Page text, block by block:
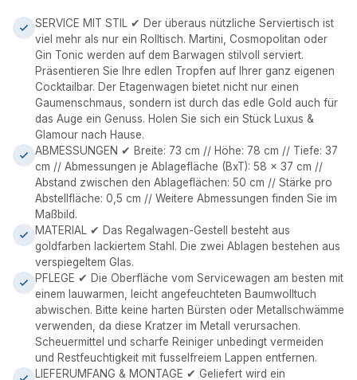
SERVICE MIT STIL ✔ Der überaus nützliche Serviertisch ist
viel mehr als nur ein Rolltisch. Martini, Cosmopolitan oder
Gin Tonic werden auf dem Barwagen stilvoll serviert.
Präsentieren Sie Ihre edlen Tropfen auf Ihrer ganz eigenen
Cocktailbar. Der Etagenwagen bietet nicht nur einen
Gaumenschmaus, sondern ist durch das edle Gold auch für
das Auge ein Genuss. Holen Sie sich ein Stück Luxus &
Glamour nach Hause.
ABMESSUNGEN ✔ Breite: 73 cm // Höhe: 78 cm // Tiefe: 37
cm // Abmessungen je Ablagefläche (BxT): 58 x 37 cm //
Abstand zwischen den Ablageflächen: 50 cm // Stärke pro
Abstellfläche: 0,5 cm // Weitere Abmessungen finden Sie im
Maßbild.
MATERIAL ✔ Das Regalwagen-Gestell besteht aus
goldfarben lackiertem Stahl. Die zwei Ablagen bestehen aus
verspiegeltem Glas.
PFLEGE ✔ Die Oberfläche vom Servicewagen am besten mit
einem lauwarmen, leicht angefeuchteten Baumwolltuch
abwischen. Bitte keine harten Bürsten oder Metallschwämme
verwenden, da diese Kratzer im Metall verursachen.
Scheuermittel und scharfe Reiniger unbedingt vermeiden
und Restfeuchtigkeit mit fusselfreiem Lappen entfernen.
LIEFERUMFANG & MONTAGE ✔ Geliefert wird ein